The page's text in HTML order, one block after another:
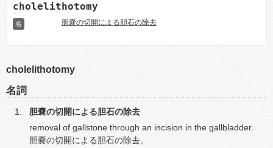
cholelithotomy
名 胆嚢の切開による胆石の除去
cholelithotomy
名詞
胆嚢の切開による胆石の除去
removal of gallstone through an incision in the gallbladder.
胆嚢の切開による胆石の除去。